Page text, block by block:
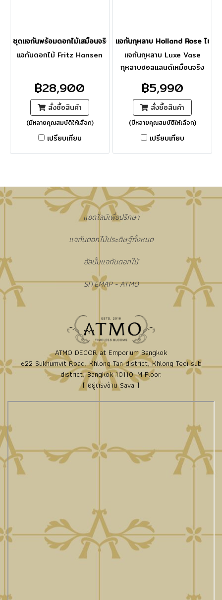
ชุดแจกันพร้อมดอกไม้เสมือนจริง Fritz Hansen
แจกันดอกไม้ Fritz Hansen
฿28,900
สั่งซื้อสินค้า
(มีหลายคุณสมบัติให้เลือก)
เปรียบเทียบ
แจกันกุหลาบ Holland Rose ไซส์
แจกันกุหลาบ Luxe Vase
กุหลาบฮอลแลนด์เหมือนจริง
ใหญ่ หรูหรางามมากค่ะ
฿5,990
สั่งซื้อสินค้า
(มีหลายคุณสมบัติให้เลือก)
เปรียบเทียบ
แอดไลน์เพื่อปรึกษา
แจกันดอกไม้ประดิษฐ์ทั้งหมด
อัลบั้มแจกันดอกไม้
SITEMAP - ATMO
ATMO DECOR at Emporium Bangkok
622 Sukhumvit Road, Khlong Tan district, Khlong Teoi sub
district, Bangkok 10110. M Floor.
( อยู่ตรงข้าม Sava )